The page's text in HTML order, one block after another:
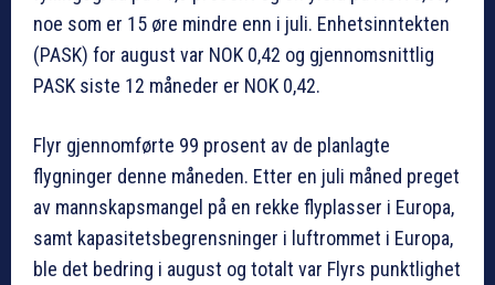
noe som er 15 øre mindre enn i juli. Enhetsinntekten
(PASK) for august var NOK 0,42 og gjennomsnittlig
PASK siste 12 måneder er NOK 0,42.
Flyr gjennomførte 99 prosent av de planlagte
flygninger denne måneden. Etter en juli måned preget
av mannskapsmangel på en rekke flyplasser i Europa,
samt kapasitetsbegrensninger i luftrommet i Europa,
ble det bedring i august og totalt var Flyrs punktlighet